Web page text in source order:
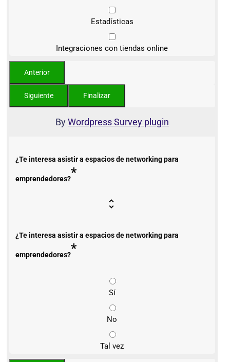
Estadísticas
Integraciones con tiendas online
ByWordpress Survey plugin
¿Te interesa asistir a espacios de networking para
emprendedores?*
¿Te interesa asistir a espacios de networking para
emprendedores?*
Sí
No
Tal vez